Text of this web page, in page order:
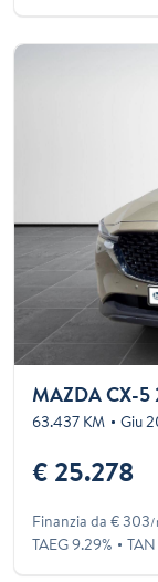
63.437 KM Giu
€ 25.278
Finanzia da € 303/
TAEG 9.29%